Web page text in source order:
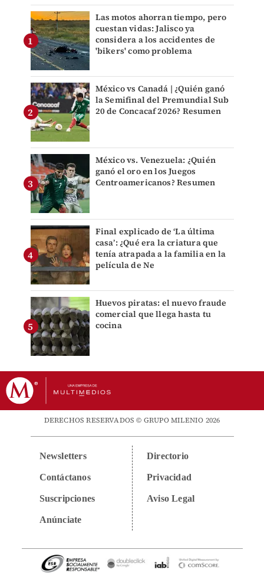
Las motos ahorran tiempo, pero
cuestan vidas: Jalisco ya
considera a los accidentes de
'bikers' como problema
México vs Canadá | ¿Quién ganó
la Semifinal del Premundial Sub
20 de Concacaf 2026? Resumen
México vs. Venezuela: ¿Quién
ganó el oro en los Juegos
Centroamericanos? Resumen
Final explicado de ‘La última
casa’: ¿Qué era la criatura que
tenía atrapada a la familia en la
película de Ne
Huevos piratas: el nuevo fraude
comercial que llega hasta tu
cocina
DERECHOS RESERVADOS © GRUPO MILENIO 2026
Newsletters
Contáctanos
Suscripciones
Anúnciate
Directorio
Privacidad
Aviso Legal